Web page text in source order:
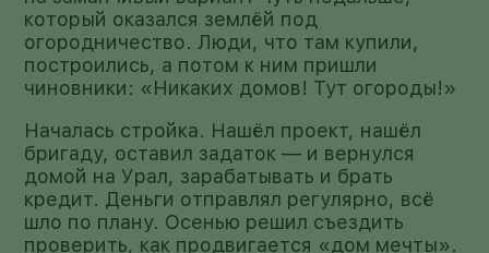
который оказался землёй под
огородничество. Люди, что там купили,
построились, а потом к ним пришли
чиновники: «Никаких домов! Тут огороды!»
Началась стройка. Нашёл проект, нашёл
бригаду, оставил задаток — и вернулся
домой на Урал, зарабатывать и брать
кредит. Деньги отправлял регулярно, всё
шло по плану. Осенью решил съездить
проверить, как продвигается «дом мечты».